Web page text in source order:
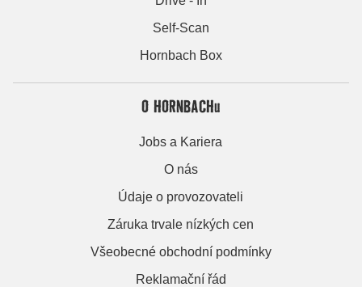
Self-Scan
Hornbach Box
O HORNBACHu
Jobs a Kariera
O nás
Údaje o provozovateli
Záruka trvale nízkých cen
Všeobecné obchodní podmínky
Reklamační řád